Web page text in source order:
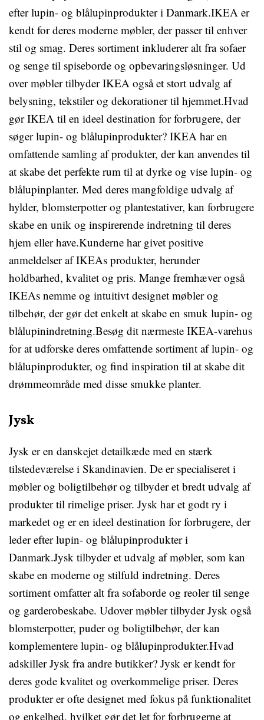
efter lupin- og blålupinprodukter i Danmark.IKEA er
kendt for deres moderne møbler, der passer til enhver
stil og smag. Deres sortiment inkluderer alt fra sofaer
og senge til spiseborde og opbevaringsløsninger. Ud
over møbler tilbyder IKEA også et stort udvalg af
belysning, tekstiler og dekorationer til hjemmet.Hvad
gør IKEA til en ideel destination for forbrugere, der
søger lupin- og blålupinprodukter? IKEA har en
omfattende samling af produkter, der kan anvendes til
at skabe det perfekte rum til at dyrke og vise lupin- og
blålupinplanter. Med deres mangfoldige udvalg af
hylder, blomsterpotter og plantestativer, kan forbrugere
skabe en unik og inspirerende indretning til deres
hjem eller have.Kunderne har givet positive
anmeldelser af IKEAs produkter, herunder
holdbarhed, kvalitet og pris. Mange fremhæver også
IKEAs nemme og intuitivt designet møbler og
tilbehør, der gør det enkelt at skabe en smuk lupin- og
blålupinindretning.Besøg dit nærmeste IKEA-varehus
for at udforske deres omfattende sortiment af lupin- og
blålupinprodukter, og find inspiration til at skabe dit
drømmeområde med disse smukke planter.
Jysk
Jysk er en danskejet detailkæde med en stærk
tilstedeværelse i Skandinavien. De er specialiseret i
møbler og boligtilbehør og tilbyder et bredt udvalg af
produkter til rimelige priser. Jysk har et godt ry i
markedet og er en ideel destination for forbrugere, der
leder efter lupin- og blålupinprodukter i
Danmark.Jysk tilbyder et udvalg af møbler, som kan
skabe en moderne og stilfuld indretning. Deres
sortiment omfatter alt fra sofaborde og reoler til senge
og garderobeskabe. Udover møbler tilbyder Jysk også
blomsterpotter, puder og boligtilbehør, der kan
komplementere lupin- og blålupinprodukter.Hvad
adskiller Jysk fra andre butikker? Jysk er kendt for
deres gode kvalitet og overkommelige priser. Deres
produkter er ofte designet med fokus på funktionalitet
og enkelhed, hvilket gør det let for forbrugerne at